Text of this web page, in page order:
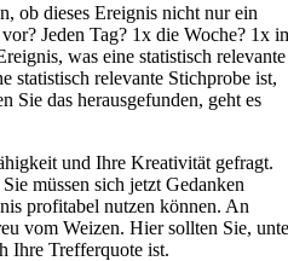
ob dieses Ereignis nicht nur ein
Jeden Tag? 1x die Woche? 1x
was eine statistisch relevante
statistisch relevante Stichprobe ist,
das herausgefunden, geht es
und Ihre Kreativität gefragt.
müssen sich jetzt Gedanken
profitabel nutzen können. An
vom Weizen. Hier sollten Sie,
Ihre Trefferquote ist.